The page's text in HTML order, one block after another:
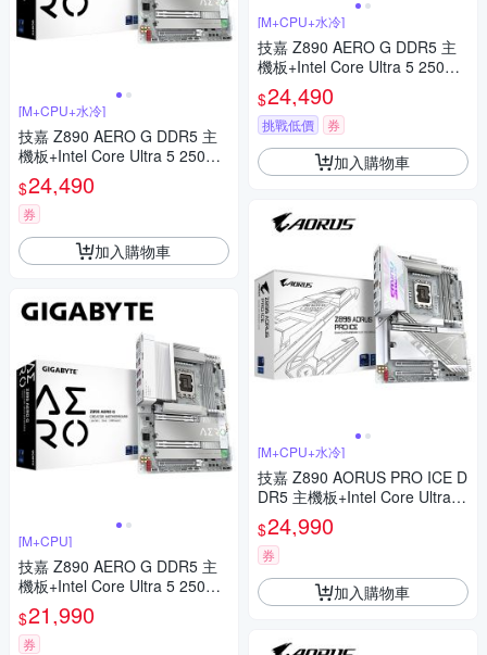
[M+CPU+水冷]
技嘉 Z890 AERO G DDR5 主
機板+Intel Core Ultra 5 250K P
lus【18核】+技嘉 GAMING 36
0 ICE(白) 飛鷹水冷
$24,490
券
加入購物車
[M+CPU]
技嘉 Z890 AERO G DDR5 主
機板+Intel Core Ultra 5 250K P
lus【18核】
$21,990
券
[M+CPU+水冷]
技嘉 Z890 AERO G DDR5 主
機板+Intel Core Ultra 5 250K P
lus【18核】+酷碼 Elite Liquid
360 ARGB 黑 水冷
$24,490
挑戰低價 券
加入購物車
[M+CPU+水冷]
技嘉 Z890 AORUS PRO ICE D
DR5 主機板+Intel Core Ultra 5
250KF Plus【18核】+技嘉 GA
MING 360 ICE(白) 飛鷹水冷
$24,990
券
加入購物車